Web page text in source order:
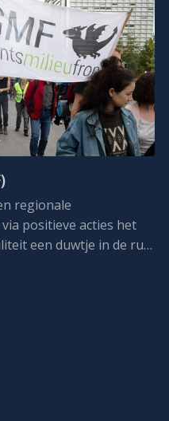
regionale
positieve acties het
een duwtje in de rug